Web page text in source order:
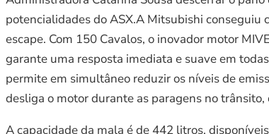
potencialidades do ASX.A Mitsubishi conseguiu
escape. Com 150 Cavalos, o inovador motor
garante uma resposta imediata e suave em
permite em simultâneo reduzir os níveis de
desliga o motor durante as paragens no
A capacidade da mala é de 442 litros,